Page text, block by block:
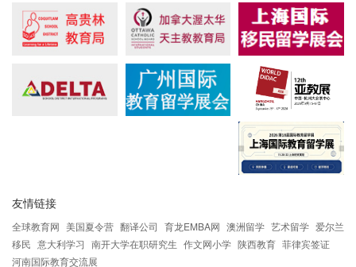
友情链接
全球教育网 美国夏令营 翻译公司 育龙EMBA网 澳洲留学 艺术留学 爱尔兰
移民 意大利学习 南开大学在职研究生 作文网小学 陕西教育 菲律宾签证
河南国际教育交流展